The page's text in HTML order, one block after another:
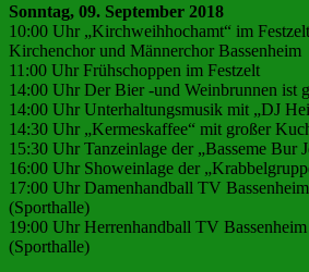
Sonntag, 09. September 2018
10:00 Uhr „Kirchweihhochamt“ im
Kirchenchor und Männerchor Bassenheim
11:00 Uhr Frühschoppen im Festzelt
14:00 Uhr Der Bier -und Weinbrunnen ist
14:00 Uhr Unterhaltungsmusik mit „DJ
14:30 Uhr „Kermeskaffee“ mit großer
15:30 Uhr Tanzeinlage der „Basseme Bur
16:00 Uhr Showeinlage der
17:00 Uhr Damenhandball TV
(Sporthalle)
19:00 Uhr Herrenhandball TV
(Sporthalle)